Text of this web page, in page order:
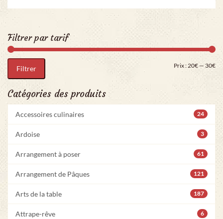
Filtrer par tarif
Filtrer Prix :20€— 30€
Catégories des produits
Accessoires culinaires 24
Ardoise 3
Arrangement à poser 61
Arrangement de Pâques 121
Arts de la table 187
Attrape-rêve 6